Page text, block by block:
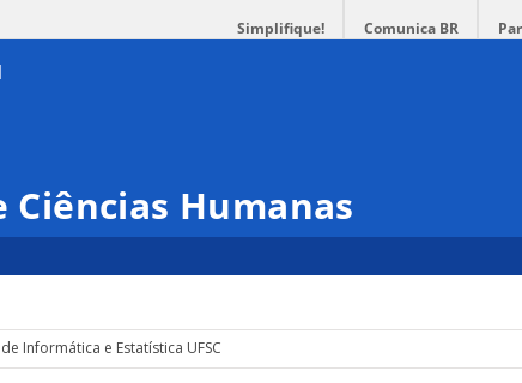
Simplifique! Comunica BR
Humanas
Informática e Estatística UFSC